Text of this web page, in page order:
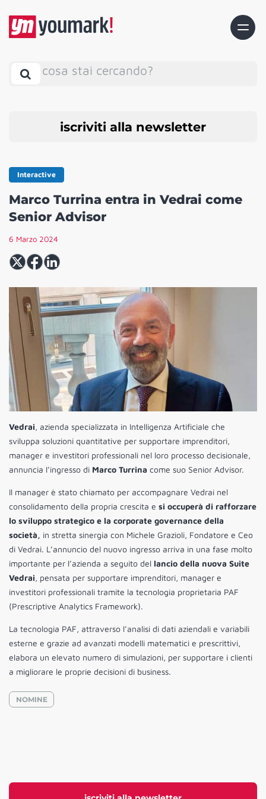
cosa stai cercando?
iscriviti alla newsletter
Interactive
Marco Turrina entra in Vedrai come
Senior Advisor
6 Marzo 2024
Vedrai, azienda specializzata in Intelligenza Artificiale che
sviluppa soluzioni quantitative per supportare imprenditori,
manager e investitori professionali nel loro processo decisionale,
annuncia l’ingresso di Marco Turrina come suo Senior Advisor.
Il manager è stato chiamato per accompagnare Vedrai nel
consolidamento della propria crescita e si occuperà di rafforzare
lo sviluppo strategico e la corporate governance della
società, in stretta sinergia con Michele Grazioli, Fondatore e Ceo
di Vedrai. L’annuncio del nuovo ingresso arriva in una fase molto
importante per l’azienda a seguito del lancio della nuova Suite
Vedrai, pensata per supportare imprenditori, manager e
investitori professionali tramite la tecnologia proprietaria PAF
(Prescriptive Analytics Framework).
La tecnologia PAF, attraverso l’analisi di dati aziendali e variabili
esterne e grazie ad avanzati modelli matematici e prescrittivi,
elabora un elevato numero di simulazioni, per supportare i clienti
a migliorare le proprie decisioni di business.
NOMINE